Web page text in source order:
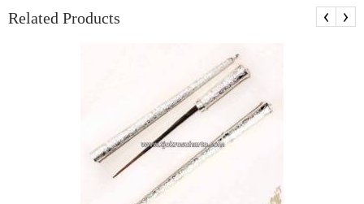
Related Products ‹ ›